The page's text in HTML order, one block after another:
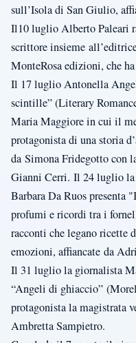
sull’Isola di San Giulio,
Il10 luglio Alberto Paleari
scrittore insieme
MonteRosa edizioni, che ha
Il 17 luglio Antonella
scintille” (Literary
Maria Maggiore in cui il
protagonista di una storia
da Simona Fridegotto con
Gianni Cerri. Il 24 luglio la
Barbara Da Ruos presenta
profumi e ricordi tra i
racconti che legano ricette
emozioni, affiancate da
Il 31 luglio la giornalista
“Angeli di ghiaccio”
protagonista la magistrata
Ambretta Sampietro.